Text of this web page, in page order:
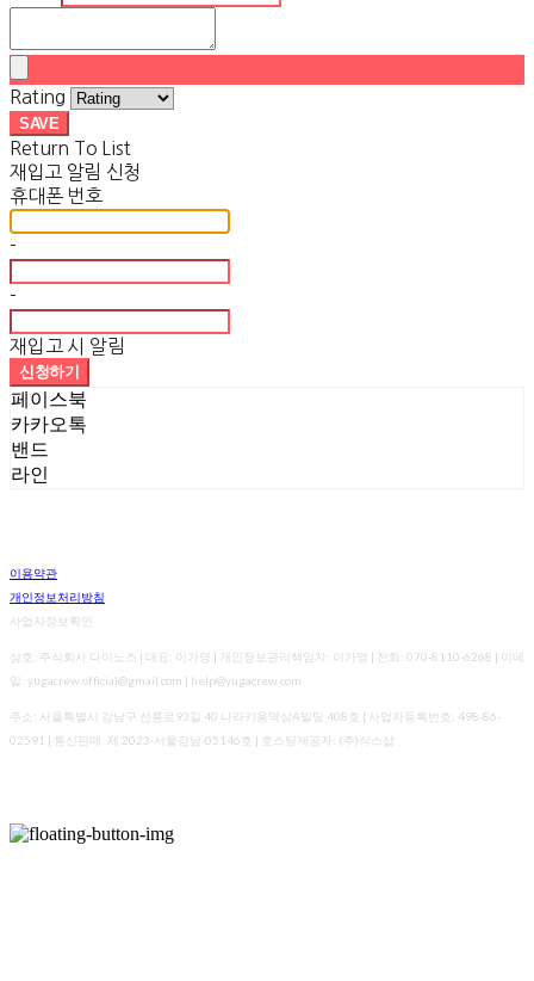
Rating
SAVE
Return To List
재입고 알림 신청
휴대폰 번호
-
-
재입고 시 알림
신청하기
페이스북
카카오톡
밴드
라인
이용약관
개인정보처리방침
사업자정보확인
상호: 주식회사 다이노즈 | 대표: 이가영 | 개인정보관리책임자: 이가영 | 전화: 070-8110-6268 | 이메
일: yugacrew.official@gmail.com | help@yugacrew.com
주소: 서울특별시 강남구 선릉로93길 40 나라키움역삼A빌딩 408호 | 사업자등록번호: 498-86-
02591 | 통신판매: 제 2023-서울강남-05146호 | 호스팅제공자: (주)식스샵